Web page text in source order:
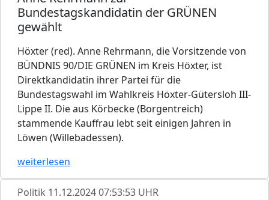
Bundestagskandidatin der GRÜNEN
gewählt
Höxter (red). Anne Rehrmann, die Vorsitzende von
BÜNDNIS 90/DIE GRÜNEN im Kreis Höxter, ist
Direktkandidatin ihrer Partei für die
Bundestagswahl im Wahlkreis Höxter-Gütersloh III-
Lippe II. Die aus Körbecke (Borgentreich)
stammende Kauffrau lebt seit einigen Jahren in
Löwen (Willebadessen).
weiterlesen
Politik 11.12.2024 07:53:53 UHR